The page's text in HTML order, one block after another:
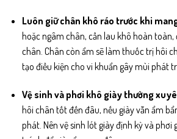
Luôn giữ chân khô ráo trước khi
hoặc ngâm chân, cần lau khô hoàn toàn,
chân. Chân còn ẩm sẽ làm thuốc trị hôi
tạo điều kiện cho vi khuẩn gây mùi phát
Vệ sinh và phơi khô giày thường
hôi chân tốt đến đâu, nếu giày vẫn ẩm
phát. Nên vệ sinh lót giày định kỳ và phơi